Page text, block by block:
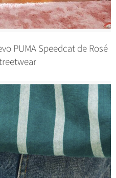
PUMA Speedcat de Rosé